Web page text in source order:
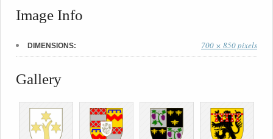
Image Info
DIMENSIONS: 700 × 850 pixels
Gallery